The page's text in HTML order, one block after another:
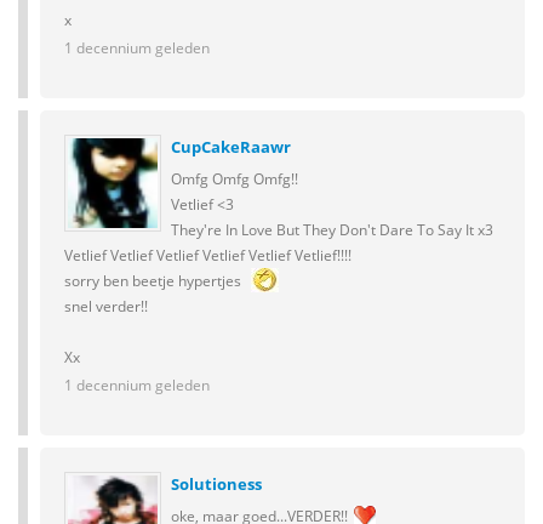
x
1 decennium geleden
CupCakeRaawr
Omfg Omfg Omfg!!
Vetlief <3
They're In Love But They Don't Dare To Say It x3
Vetlief Vetlief Vetlief Vetlief Vetlief Vetlief!!!!
sorry ben beetje hypertjes
snel verder!!
Xx
1 decennium geleden
Solutioness
oke, maar goed...VERDER!!